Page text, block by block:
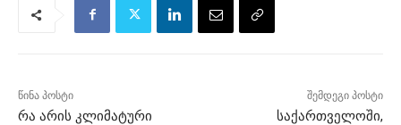
წინა პოსტი
რა არის კლიმატური
შემდეგი პოსტი
საქართველოში,